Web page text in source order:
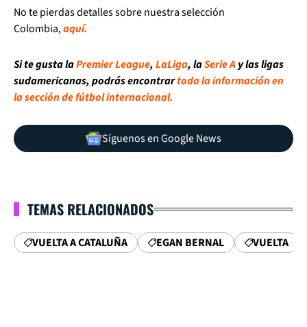
No te pierdas detalles sobre nuestra selección
Colombia,aquí.
Si te gusta laPremier League,LaLiga, laSerie Ay las ligas
sudamericanas, podrás encontrartoda la información en
la sección de fútbol internacional.
Síguenos en Google News
TEMAS RELACIONADOS
VUELTA A CATALUÑA EGAN BERNAL VUELTA